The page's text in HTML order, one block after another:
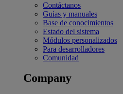
Contáctanos
Guías y manuales
Base de conocimientos
Estado del sistema
Módulos personalizados
Para desarrolladores
Comunidad
Company